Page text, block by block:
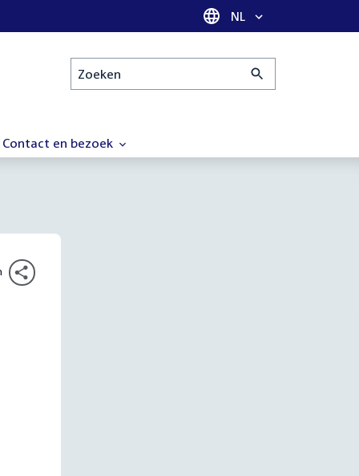
Taal selectie
NL
Zoeken
Contact en bezoek